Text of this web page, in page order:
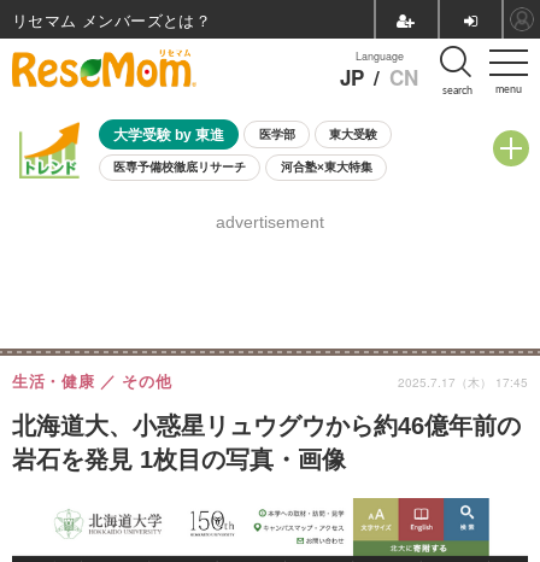
menu
Language
JP / CN search
大学受験 by 東進 医学部 東大受験
医専予備校徹底リサーチ 河合塾×東大特集
8月開催学校説明会・相談会
advertisement
北海道大、小惑星リュウグウから約46億年前の
岩石を発見 1枚目の写真・画像
生活・健康 その他 2025.7.17（木） 17:45
リセマム メンバーズ